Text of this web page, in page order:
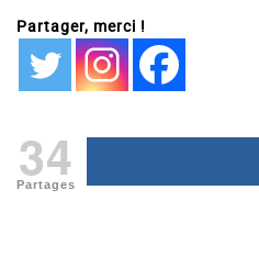
Partager, merci !
34
Partages